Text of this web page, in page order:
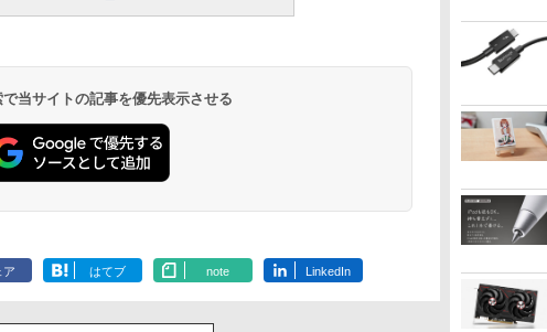
当サイトの記事を優先表示させる
ア はてブ note LinkedIn